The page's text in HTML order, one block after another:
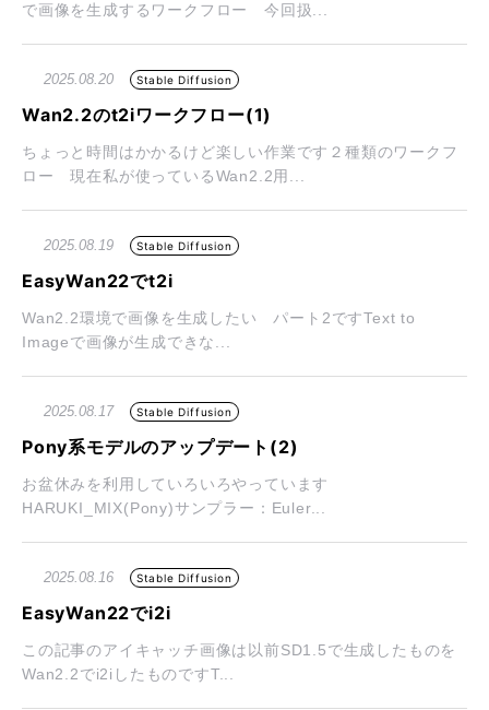
で画像を生成するワークフロー 今回扱...
2025.08.20 Stable Diffusion
Wan2.2のt2iワークフロー(1)
ちょっと時間はかかるけど楽しい作業です２種類のワークフ
ロー 現在私が使っているWan2.2用...
2025.08.19 Stable Diffusion
EasyWan22でt2i
Wan2.2環境で画像を生成したい パート2ですText to
Imageで画像が生成できな...
2025.08.17 Stable Diffusion
Pony系モデルのアップデート(2)
お盆休みを利用していろいろやっています
HARUKI_MIX(Pony)サンプラー：Euler...
2025.08.16 Stable Diffusion
EasyWan22でi2i
この記事のアイキャッチ画像は以前SD1.5で生成したものを
Wan2.2でi2iしたものですT...